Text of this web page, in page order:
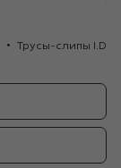
Трусы-слипы I.D.